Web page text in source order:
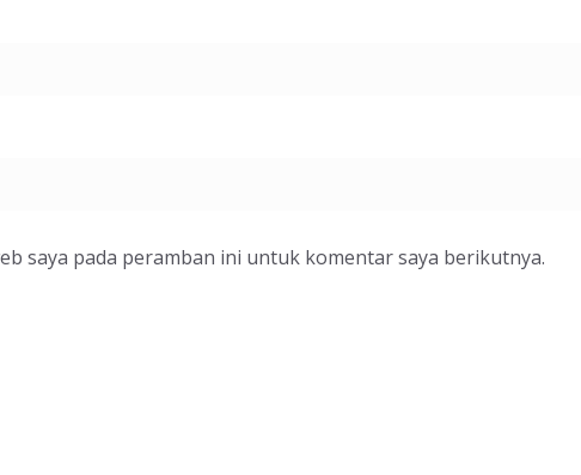
saya pada peramban ini untuk komentar saya berikutnya.